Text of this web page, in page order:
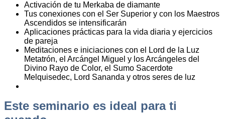
Activación de tu Merkaba de diamante
Tus conexiones con el Ser Superior y con los Maestros
Ascendidos se intensificarán
Aplicaciones prácticas para la vida diaria y ejercicios
de pareja
Meditaciones e iniciaciones con el Lord de la Luz
Metatrón, el Arcángel Miguel y los Arcángeles del
Divino Rayo de Color, el Sumo Sacerdote
Melquisedec, Lord Sananda y otros seres de luz
Este seminario es ideal para ti